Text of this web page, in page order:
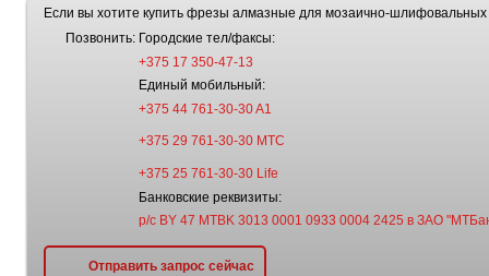
Если вы хотите купить фрезы алмазные для мозаично-
Позвонить: Городские тел/факсы:
+375 17 350-47-13
Единый мобильный:
+375 44 761-30-30 A1
+375 29 761-30-30 МТС
+375 25 761-30-30 Life
Банковские реквизиты:
р/с BY 47 MTBK 3013 0001 0933 0004 2425 в ЗАО
Отправить запрос сейчас